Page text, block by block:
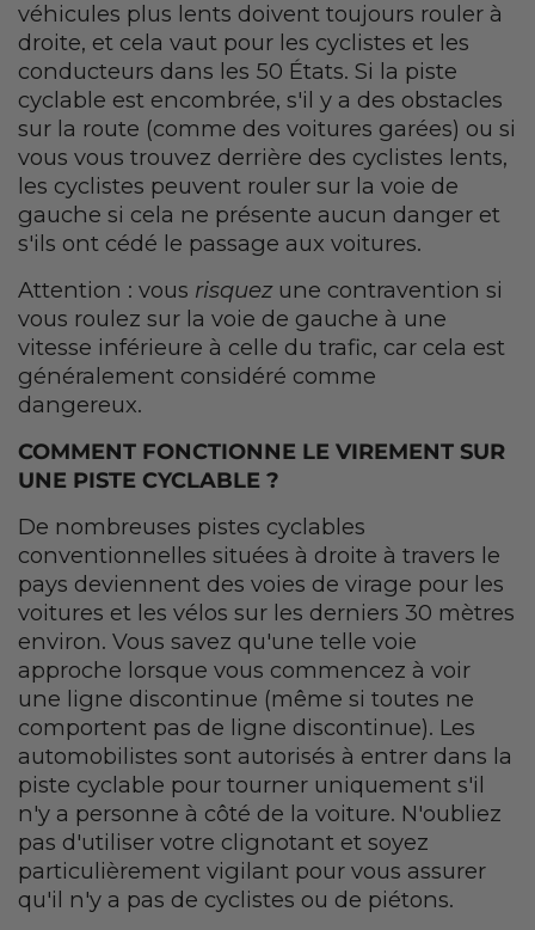
véhicules plus lents doivent toujours rouler à
droite, et cela vaut pour les cyclistes et les
conducteurs dans les 50 États. Si la piste
cyclable est encombrée, s'il y a des obstacles
sur la route (comme des voitures garées) ou si
vous vous trouvez derrière des cyclistes lents,
les cyclistes peuvent rouler sur la voie de
gauche si cela ne présente aucun danger et
s'ils ont cédé le passage aux voitures.
Attention : vous risquezune contravention si
vous roulez sur la voie de gauche à une
vitesse inférieure à celle du trafic, car cela est
généralement considéré comme
dangereux.
COMMENT FONCTIONNE LE VIREMENT SUR
UNE PISTE CYCLABLE ?
De nombreuses pistes cyclables
conventionnelles situées à droite à travers le
pays deviennent des voies de virage pour les
voitures et les vélos sur les derniers 30 mètres
environ. Vous savez qu'une telle voie
approche lorsque vous commencez à voir
une ligne discontinue (même si toutes ne
comportent pas de ligne discontinue). Les
automobilistes sont autorisés à entrer dans la
piste cyclable pour tourner uniquement s'il
n'y a personne à côté de la voiture. N'oubliez
pas d'utiliser votre clignotant et soyez
particulièrement vigilant pour vous assurer
qu'il n'y a pas de cyclistes ou de piétons.